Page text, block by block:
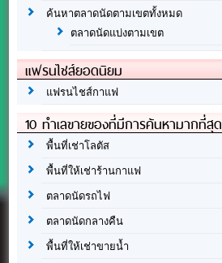
ค้นหาตลาดนัดตามเขตทั้งหมด
ตลาดนัดแบ่งตามเขต
แฟรนไชส์ยอดนิยม
แฟรนไชส์กาแฟ
10 ทำเลขายของที่มีการค้นหามากที่สุด
พื้นที่เช่าโลตัส
พื้นที่ให้เช่าร้านกาแฟ
ตลาดนัดรถไฟ
ตลาดนัดกลางคืน
พื้นที่ให้เช่าขายน้ำ